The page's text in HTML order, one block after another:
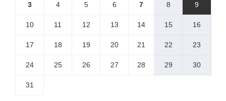
3 4 5 6 7 8 9
10 11 12 13 14 15 16
17 18 19 20 21 22 23
24 25 26 27 28 29 30
31